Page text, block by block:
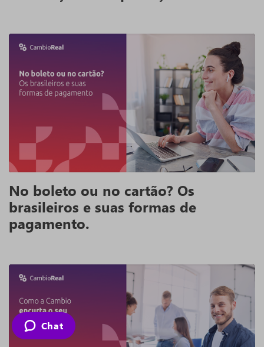
No boleto ou no cartão? Os
brasileiros e suas formas de
pagamento.
Chat